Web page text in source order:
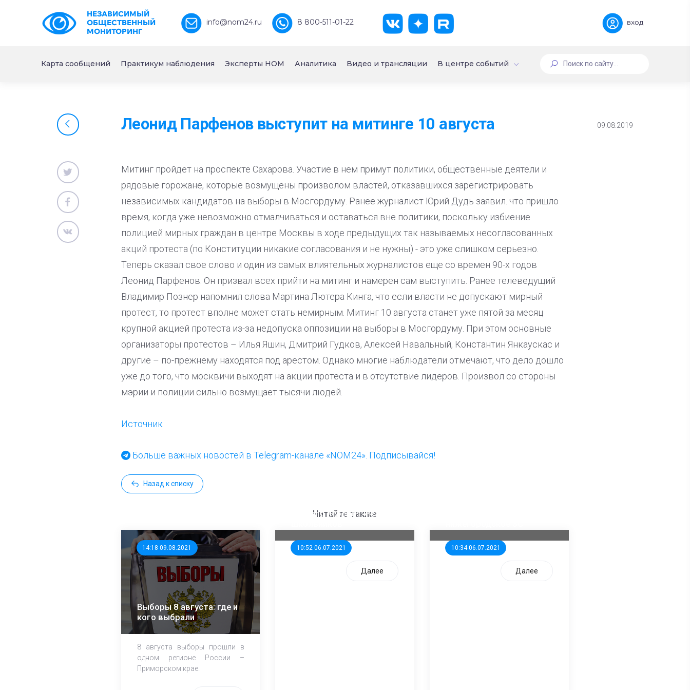
НЕЗАВИСИМЫЙ
ОБЩЕСТВЕННЫЙ
МОНИТОРИНГ
info@nom24.ru 8 800-511-01-22 вход
Карта сообщений Практикум наблюдения Эксперты НОМ Аналитика Видео и трансляции В центре событий
Леонид Парфенов выступит на митинге 10 августа 09.08.2019
Митинг пройдет на проспекте Сахарова. Участие в нем примут политики, общественные деятели и
рядовые горожане, которые возмущены произволом властей, отказавшихся зарегистрировать
независимых кандидатов на выборы в Мосгордуму. Ранее журналист Юрий Дудь заявил. что пришло
время, когда уже невозможно отмалчиваться и оставаться вне политики, поскольку избиение
полицией мирных граждан в центре Москвы в ходе предыдущих так называемых несогласованных
акций протеста (по Конституции никакие согласования и не нужны) - это уже слишком серьезно.
Теперь сказал свое слово и один из самых влиятельных журналистов еще со времен 90-х годов
Леонид Парфенов. Он призвал всех прийти на митинг и намерен сам выступить. Ранее телеведущий
Владимир Познер напомнил слова Мартина Лютера Кинга, что если власти не допускают мирный
протест, то протест вполне может стать немирным. Митинг 10 августа станет уже пятой за месяц
крупной акцией протеста из-за недопуска оппозиции на выборы в Мосгордуму. При этом основные
организаторы протестов – Илья Яшин, Дмитрий Гудков, Алексей Навальный, Константин Янкаускас и
другие – по-прежнему находятся под арестом. Однако многие наблюдатели отмечают, что дело дошло
уже до того, что москвичи выходят на акции протеста и в отсутствие лидеров. Произвол со стороны
мэрии и полиции сильно возмущает тысячи людей.
Источник
Больше важных новостей в Telegram-канале «NOM24». Подписывайся!
Назад к списку
Читайте также
14:18 09.08.2021
Выборы 8 августа: где и
кого выбрали
8 августа выборы прошли в
одном регионе России –
Приморском крае.
10:52 06.07.2021
единого перевозчика для
Далее
10:34 06.07.2021
Далее